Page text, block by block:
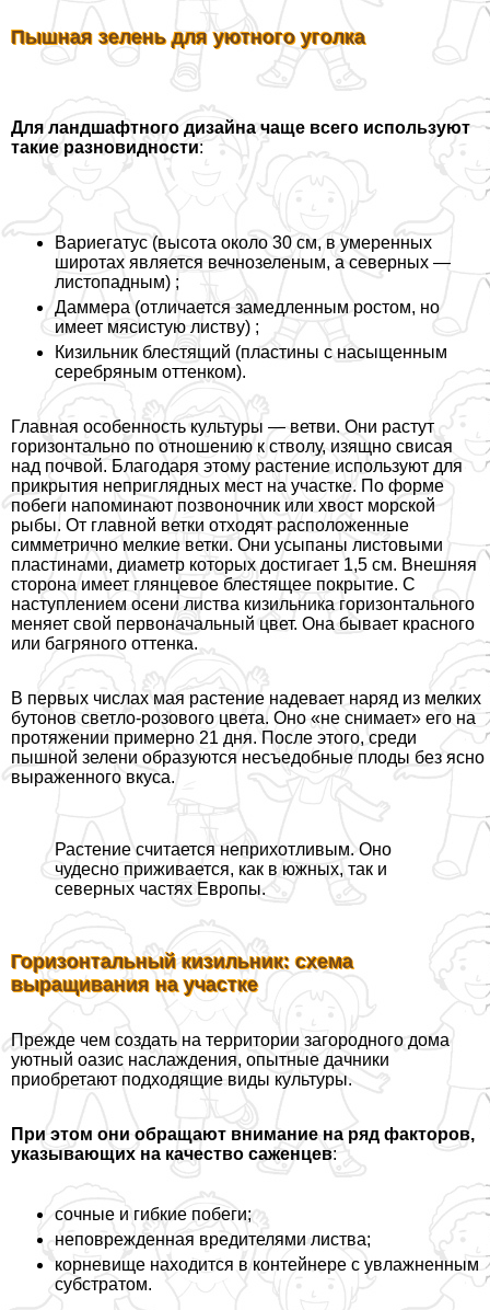
Пышная зелень для уютного уголка
Для ландшафтного дизайна чаще всего используют
такие разновидности:
Вариегатус (высота около 30 см, в умеренных
широтах является вечнозеленым, а северных —
листопадным) ;
Даммера (отличается замедленным ростом, но
имеет мясистую листву) ;
Кизильник блестящий (пластины с насыщенным
серебряным оттенком).
Главная особенность культуры — ветви. Они растут
горизонтально по отношению к стволу, изящно свисая
над почвой. Благодаря этому растение используют для
прикрытия неприглядных мест на участке. По форме
побеги напоминают позвоночник или хвост морской
рыбы. От главной ветки отходят расположенные
симметрично мелкие ветки. Они усыпаны листовыми
пластинами, диаметр которых достигает 1,5 см. Внешняя
сторона имеет глянцевое блестящее покрытие. С
наступлением осени листва кизильника горизонтального
меняет свой первоначальный цвет. Она бывает красного
или багряного оттенка.
В первых числах мая растение надевает наряд из мелких
бутонов светло-розового цвета. Оно «не снимает» его на
протяжении примерно 21 дня. После этого, среди
пышной зелени образуются несъедобные плоды без ясно
выраженного вкуса.
Растение считается неприхотливым. Оно
чудесно приживается, как в южных, так и
северных частях Европы.
Горизонтальный кизильник: схема
выращивания на участке
Прежде чем создать на территории загородного дома
уютный оазис наслаждения, опытные дачники
приобретают подходящие виды культуры.
При этом они обращают внимание на ряд факторов,
указывающих на качество саженцев:
сочные и гибкие побеги;
неповрежденная вредителями листва;
корневище находится в контейнере с увлажненным
субстратом.